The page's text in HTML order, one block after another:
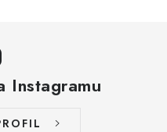
Instagramu